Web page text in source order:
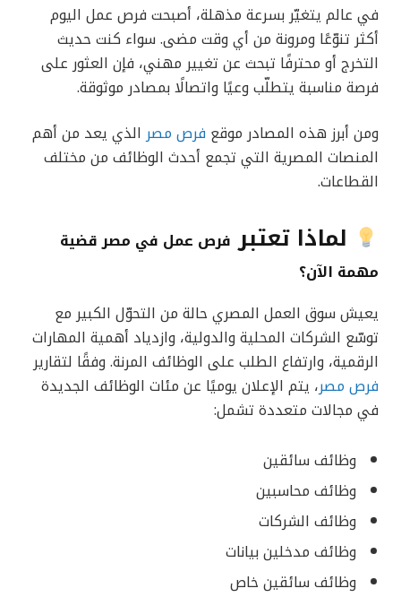
في عالم يتغيّر بسرعة مذهلة، أصبحت فرص عمل اليوم
أكثر تنوّعًا ومرونة من أي وقت مضى. سواء كنت حديث
التخرج أو محترفًا تبحث عن تغيير مهني، فإن العثور على
فرصة مناسبة يتطلّب وعيًا واتصالًا بمصادر موثوقة.
ومن أبرز هذه المصادر موقع فرص مصرالذي يعد من أهم
المنصات المصرية التي تجمع أحدث الوظائف من مختلف
القطاعات.
لماذا تعتبر فرص عمل في مصر قضية
مهمة الآن؟
يعيش سوق العمل المصري حالة من التحوّل الكبير مع
توسّع الشركات المحلية والدولية، وازدياد أهمية المهارات
الرقمية، وارتفاع الطلب على الوظائف المرنة. وفقًا لتقارير
فرص مصر، يتم الإعلان يوميًا عن مئات الوظائف الجديدة
في مجالات متعددة تشمل:
وظائف سائقين
وظائف محاسبين
وظائف الشركات
وظائف مدخلين بيانات
وظائف سائقين خاص